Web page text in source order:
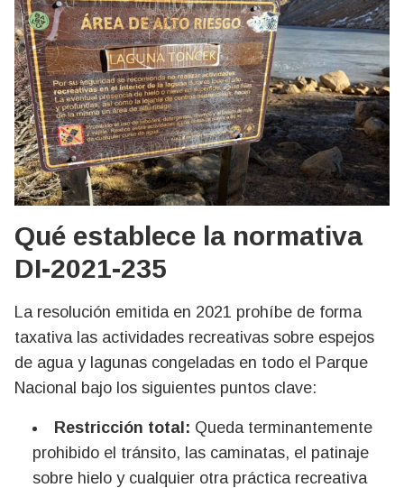
Qué establece la normativa
DI-2021-235
La resolución emitida en 2021 prohíbe de forma
taxativa las actividades recreativas sobre espejos
de agua y lagunas congeladas en todo el Parque
Nacional bajo los siguientes puntos clave:
Restricción total: Queda terminantemente
prohibido el tránsito, las caminatas, el patinaje
sobre hielo y cualquier otra práctica recreativa